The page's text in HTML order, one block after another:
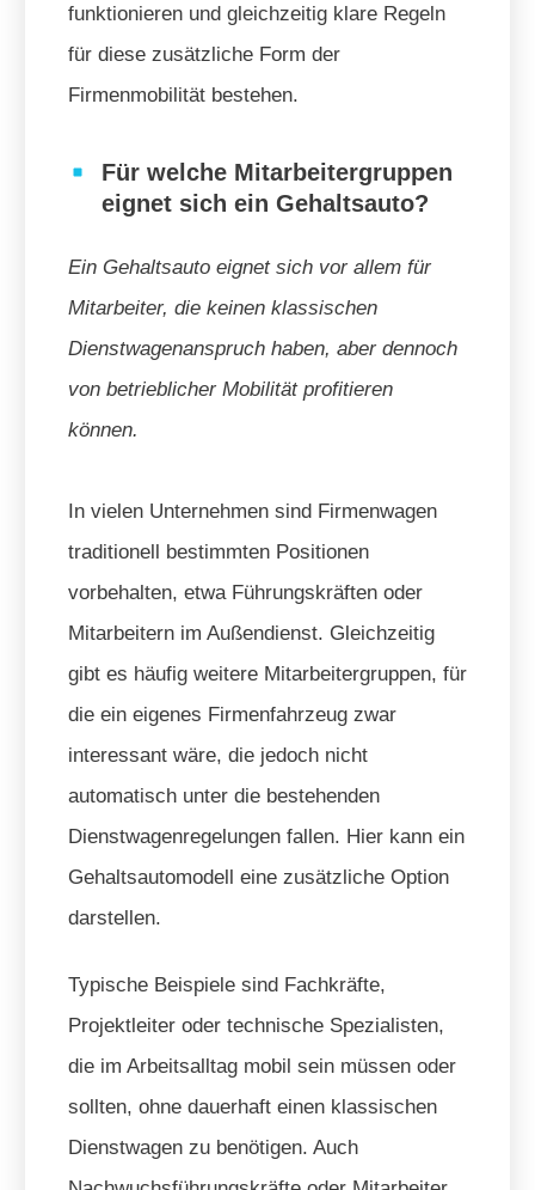
funktionieren und gleichzeitig klare Regeln
für diese zusätzliche Form der
Firmenmobilität bestehen.
Für welche Mitarbeitergruppen
eignet sich ein Gehaltsauto?
Ein Gehaltsauto eignet sich vor allem für
Mitarbeiter, die keinen klassischen
Dienstwagenanspruch haben, aber dennoch
von betrieblicher Mobilität profitieren
können.
In vielen Unternehmen sind Firmenwagen
traditionell bestimmten Positionen
vorbehalten, etwa Führungskräften oder
Mitarbeitern im Außendienst. Gleichzeitig
gibt es häufig weitere Mitarbeitergruppen, für
die ein eigenes Firmenfahrzeug zwar
interessant wäre, die jedoch nicht
automatisch unter die bestehenden
Dienstwagenregelungen fallen. Hier kann ein
Gehaltsautomodell eine zusätzliche Option
darstellen.
Typische Beispiele sind Fachkräfte,
Projektleiter oder technische Spezialisten,
die im Arbeitsalltag mobil sein müssen oder
sollten, ohne dauerhaft einen klassischen
Dienstwagen zu benötigen. Auch